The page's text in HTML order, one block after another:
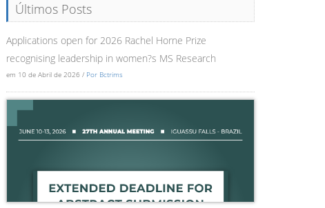
Últimos Posts
Applications open for 2026 Rachel Horne Prize
recognising leadership in women?s MS Research
em 10 de Abril de 2026 / Por Bctrims